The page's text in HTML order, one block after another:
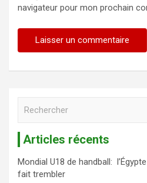
navigateur pour mon prochain
r
c
Articles récents
Mondial U18 de handball:
fait trembler